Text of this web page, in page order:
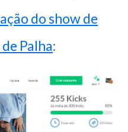
do show de
Palha: